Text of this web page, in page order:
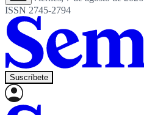
ISSN 2745-2794
Suscríbete